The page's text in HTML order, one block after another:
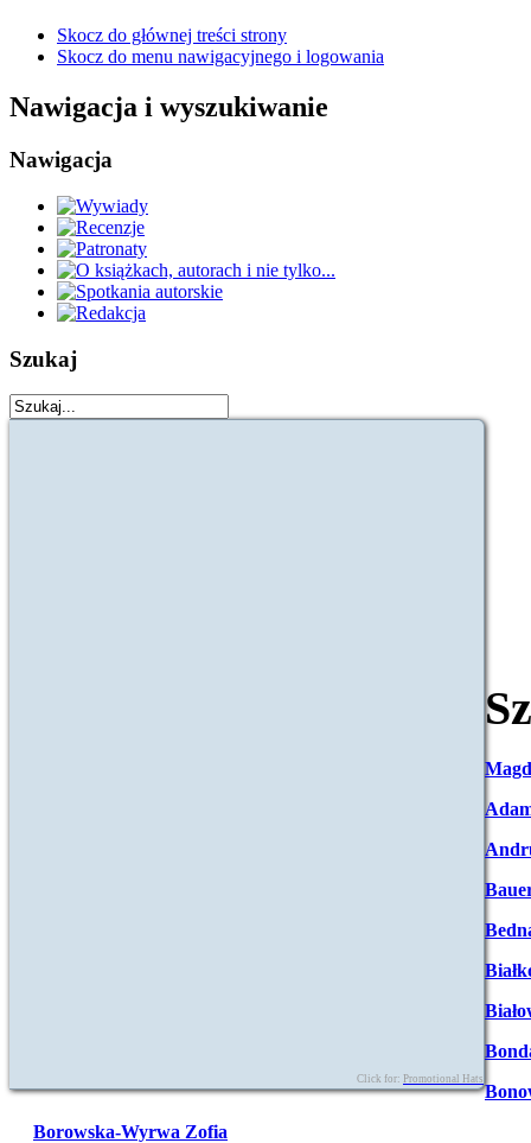
Skocz do głównej treści strony
Skocz do menu nawigacyjnego i logowania
Nawigacja i wyszukiwanie
Nawigacja
Szukaj
Click for: Promotional Hats
Borowska-Wyrwa Zofia